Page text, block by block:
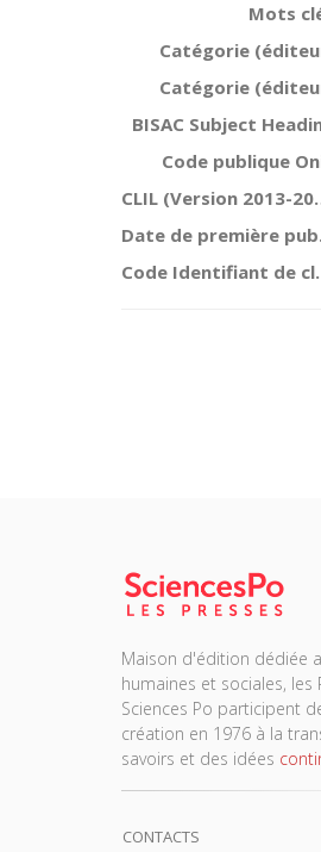
Mots
Catégorie
Catégorie
BISAC Subject
Code publique
CLIL
Code
Maison d'édition dédiée
humaines et sociales, les
Sciences Po participent
création en 1976 à la
savoirs et des idées
CONTACTS